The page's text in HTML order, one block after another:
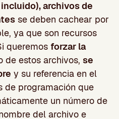
archivos de
se deben cachear por
ya que son recursos
queremos forzar la
de estos archivos, se
y su referencia en el
de programación que
un número de
del archivo e